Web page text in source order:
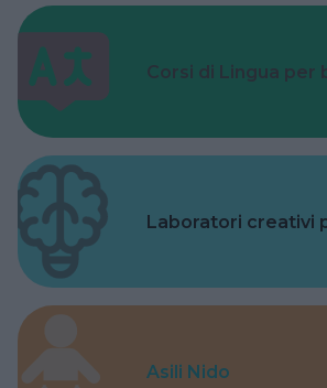
Corsi di Lingua per
Laboratori creativi
Asili Nido